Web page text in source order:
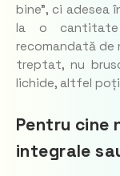
bine”, ci adesea
la o cantitate
recomandată de
treptat, nu
lichide, altfel
Pentru cine
integrale